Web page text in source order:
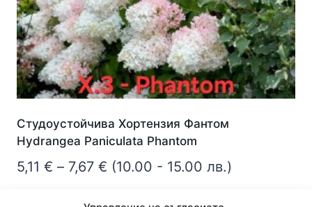
the
product
page
Студоустойчива Хортензия Фантом
Hydrangea Paniculata Phantom
5,11 € – 7,67 € Price
(10.00 - 15.00 лв.)